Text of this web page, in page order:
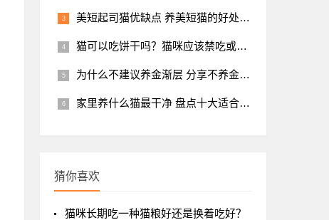
美短起司猫优缺点 养美短猫的好处和坏处
猫可以吃饼干吗？猫咪应该禁吃或慎吃的食物盘点
为什么不建议养金渐层 分享不养金渐层的五个理由
家里养什么猫最干净 盘点十大适合新手养的猫
猜你喜欢
猫咪长期吃一种猫粮好还是换着吃好？